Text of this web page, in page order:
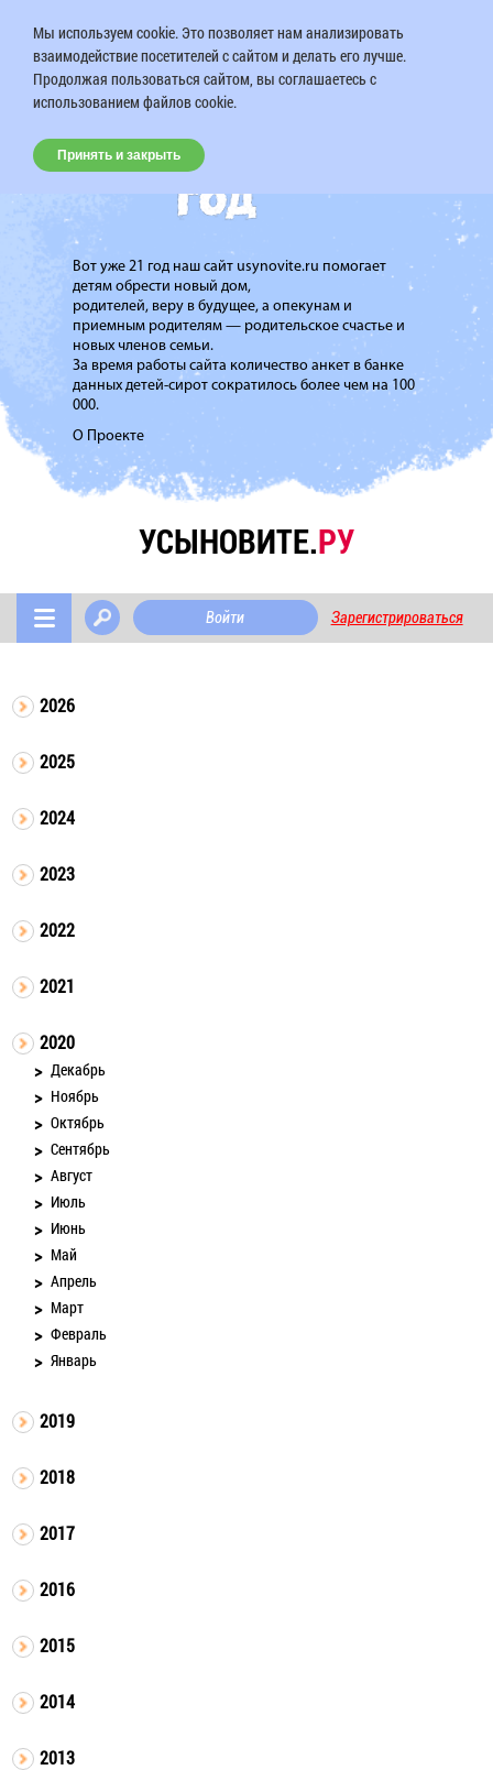
Вот уже 21 год наш сайт usynovite.ru помогает
детям обрести новый дом,
родителей, веру в будущее, а опекунам и
приемным родителям — родительское счастье и
новых членов семьи.
За время работы сайта количество анкет в банке
данных детей-сирот сократилось более чем на 100
000.
О Проекте
УСЫНОВИТЕ.РУ
Войти Зарегистрироваться
2026
2025
2024
2023
2022
2021
2020
Декабрь
Ноябрь
Октябрь
Сентябрь
Август
Июль
Июнь
Май
Апрель
Март
Февраль
Январь
2019
2018
2017
2016
2015
2014
2013
Мы используем cookie. Это позволяет нам анализировать
взаимодействие посетителей с сайтом и делать его лучше.
Продолжая пользоваться сайтом, вы соглашаетесь с
использованием файлов cookie.
Принять и закрыть